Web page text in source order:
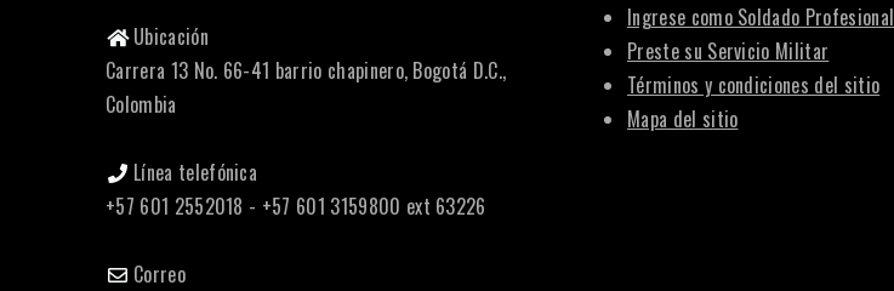
Ubicación
Carrera 13 No. 66-41 barrio chapinero, Bogotá D.C.,
Colombia
Línea telefónica
+57 601 2552018 - +57 601 3159800 ext 63226
Correo
Ingrese como Soldado Profesional
Preste su Servicio Militar
Términos y condiciones del sitio
Mapa del sitio